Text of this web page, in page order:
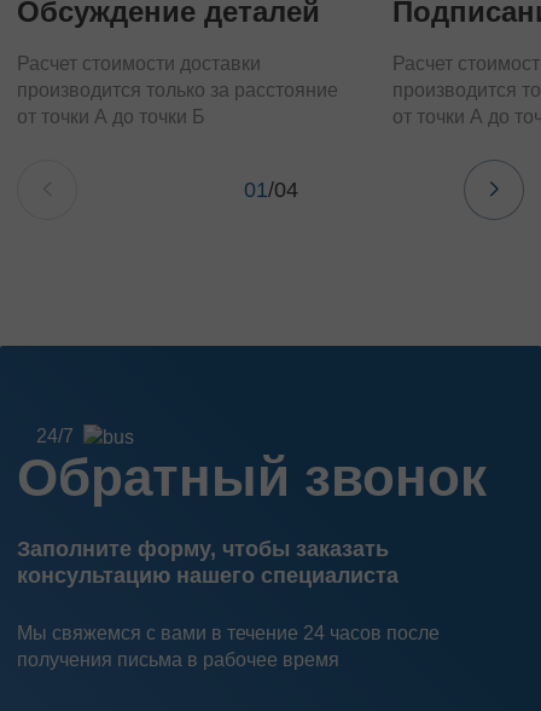
Обсуждение деталей
Расчет стоимости доставки
производится только за расстояние
от точки А до точки Б
Расчет
производится
от точки А до
01/04
24/7
Обратный звонок
Заполните форму, чтобы заказать
консультацию нашего специалиста
Мы свяжемся с вами в течение 24 часов после
получения письма в рабочее время